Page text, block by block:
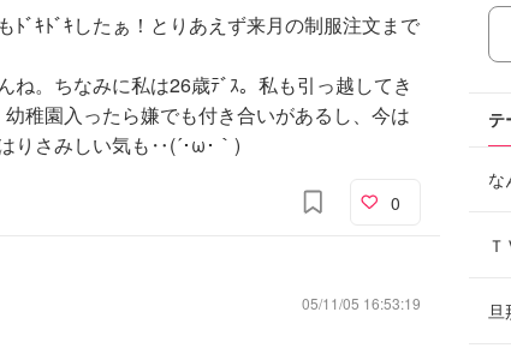
ﾞｷﾄﾞｷしたぁ！とりあえず来月の制服注文まで
。ちなみに私は26歳ﾃﾞｽ。私も引っ越してき
稚園入ったら嫌でも付き合いがあるし、今は
りさみしい気も‥(´･ω･｀)
0
05/11/05 16:53:19
テ
な
旦